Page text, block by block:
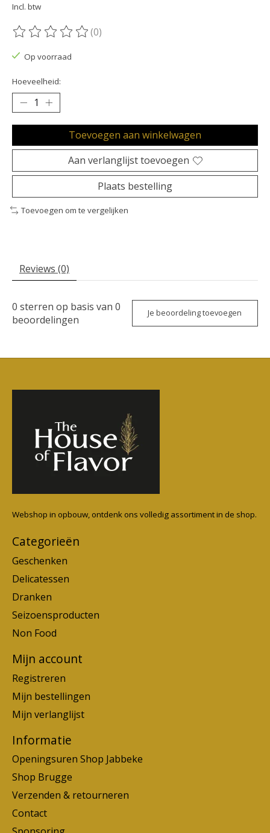
Incl. btw
De beoordeling van dit product is
(0)
Op voorraad
Hoeveelheid:
Toevoegen aan winkelwagen
Aan verlanglijst toevoegen
Plaats bestelling
Toevoegen om te vergelijken
Reviews (0)
0 sterren op basis van 0
beoordelingen
Je beoordeling toevoegen
Webshop in opbouw, ontdenk ons volledig assortiment in de shop.
Categorieën
Geschenken
Delicatessen
Dranken
Seizoensproducten
Non Food
Mijn account
Registreren
Mijn bestellingen
Mijn verlanglijst
Informatie
Openingsuren Shop Jabbeke
Shop Brugge
Verzenden & retourneren
Contact